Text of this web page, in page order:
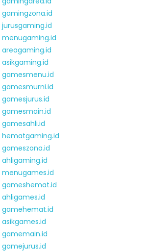
gamingzona.id
jurusgaming.id
menugaming.id
areagaming.id
asikgaming.id
gamesmenu.id
gamesmurni.id
gamesjurus.id
gamesmain.id
gamesahli.id
hematgaming.id
gameszona.id
ahligaming.id
menugames.id
gameshemat.id
ahligames.id
gamehemat.id
asikgames.id
gamemain.id
gamejurus.id